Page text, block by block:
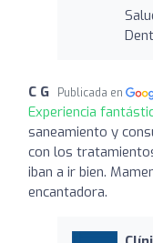
C G Publicada en
Experiencia
saneamiento y
con los
iban a ir bien.
encantadora.